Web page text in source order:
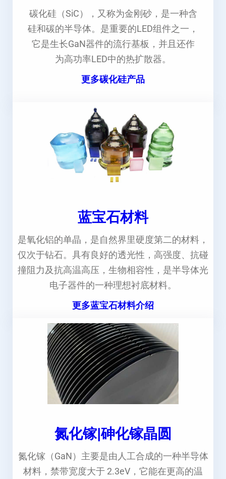
碳化硅（SiC），又称为金刚砂，是一种含
硅和碳的半导体。是重要的LED组件之一，
它是生长GaN器件的流行基板，并且还作
为高功率LED中的热扩散器。
更多碳化硅产品
蓝宝石材料
是氧化铝的单晶，是自然界里硬度第二的材料，
仅次于钻石。具有良好的透光性，高强度、抗碰
撞阻力及抗高温高压，生物相容性，是半导体光
电子器件的一种理想衬底材料。
更多蓝宝石材料介绍
氮化镓|砷化镓晶圆
氮化镓（GaN）主要是由人工合成的一种半导体
材料，禁带宽度大于 2.3eV，它能在更高的温